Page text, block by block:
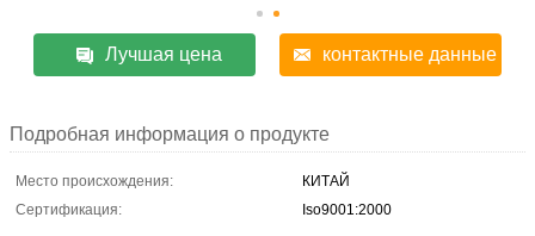
Лучшая цена контактные данные
Подробная информация о продукте
Место происхождения:
КИТАЙ
Сертификация:
Iso9001:2000